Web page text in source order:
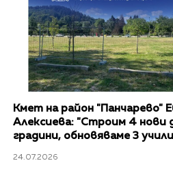
Кмет на район "Панчарево"
Алексиева: "Строим 4 нови
градини, обновяваме 3
24.07.2026